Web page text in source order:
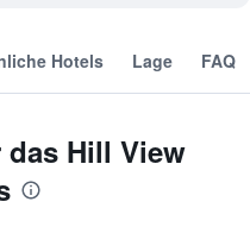
Hotels Lage FAQ
Hill View